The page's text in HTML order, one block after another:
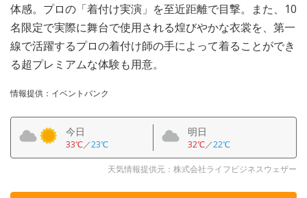
体感。プロの「着付け実演」を至近距離で目撃。また、10
名限定で実際に舞台で使用される煌びやかな衣裳を、第一
線で活躍するプロの着付け師の手によって着ることができ
る超プレミアムな体験も用意。
情報提供：イベントバンク
今日
33℃／23℃
明日
32℃／22℃
天気情報提供元：株式会社ライフビジネスウェザー